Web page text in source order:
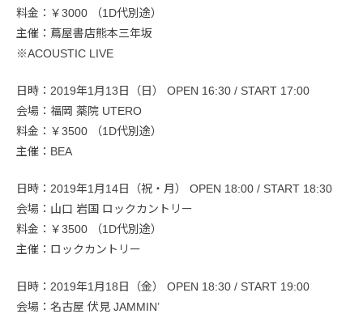
料金：￥3000 （1D代別途）
主催：蔦屋書店熊本三年坂
※ACOUSTIC LIVE
日時：2019年1月13日（日） OPEN 16:30 / START 17:00
会場：福岡 薬院 UTERO
料金：￥3500 （1D代別途）
主催：BEA
日時：2019年1月14日（祝・月） OPEN 18:00 / START 18:30
会場：山口 岩国 ロックカントリー
料金：￥3500 （1D代別途）
主催：ロックカントリー
日時：2019年1月18日（金） OPEN 18:30 / START 19:00
会場：名古屋 伏見 JAMMIN’